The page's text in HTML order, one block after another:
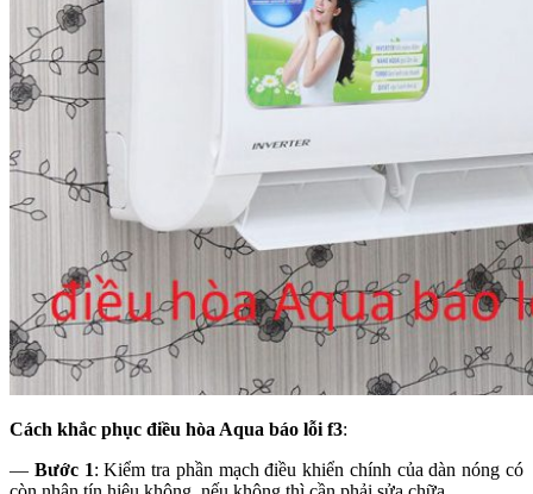
Cách khắc phục điều hòa Aqua báo lỗi f3:
— Bước 1: Kiểm tra phần mạch điều khiển chính của dàn nóng có